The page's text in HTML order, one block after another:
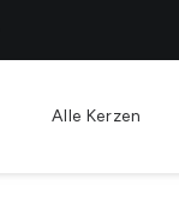
Alle Kerzen